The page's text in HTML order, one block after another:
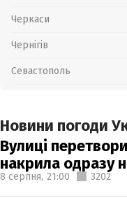
Черкаси
Чернігів
Севастополь
Новини погоди
Вулиці
накрила одразу
8 серпня, 21:00 3202